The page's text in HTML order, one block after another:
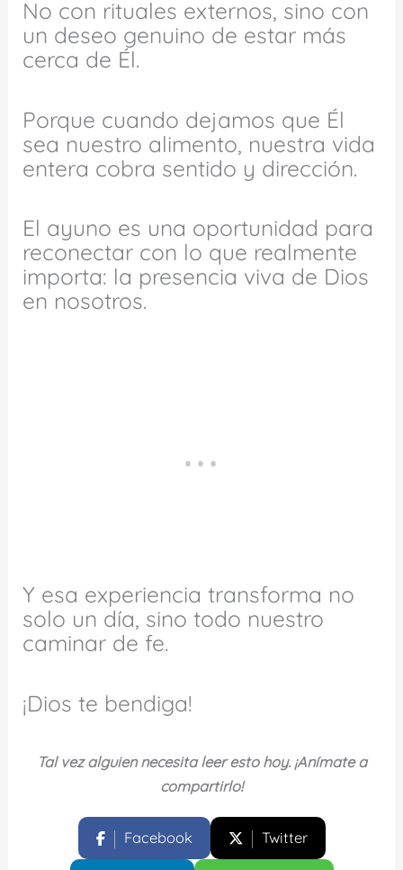
No con rituales externos, sino con
un deseo genuino de estar más
cerca de Él.
Porque cuando dejamos que Él
sea nuestro alimento, nuestra vida
entera cobra sentido y dirección.
El ayuno es una oportunidad para
reconectar con lo que realmente
importa: la presencia viva de Dios
en nosotros.
Y esa experiencia transforma no
solo un día, sino todo nuestro
caminar de fe.
¡Dios te bendiga!
Tal vez alguien necesita leer esto hoy. ¡Anímate a
compartirlo!
Facebook Twitter